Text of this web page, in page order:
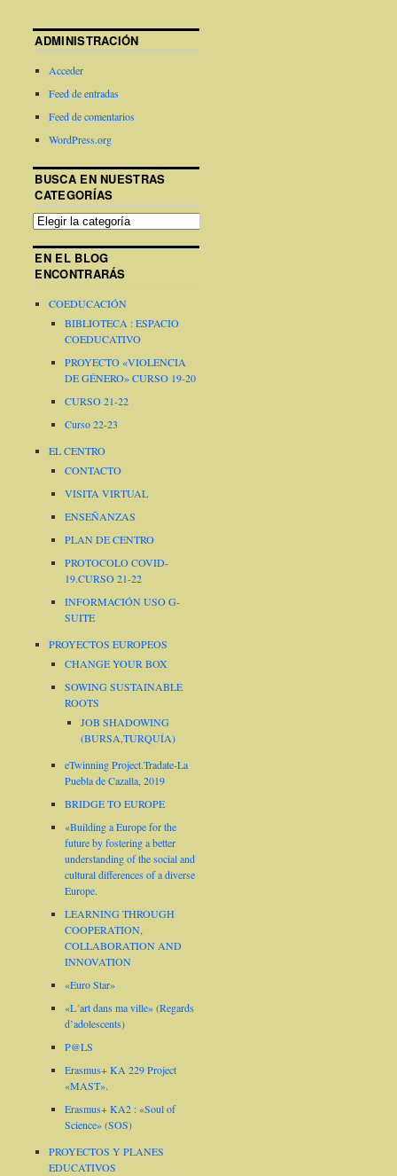
ADMINISTRACIÓN
Acceder
Feed de entradas
Feed de comentarios
WordPress.org
BUSCA EN NUESTRAS
CATEGORÍAS
EN EL BLOG
ENCONTRARÁS
COEDUCACIÓN
BIBLIOTECA : ESPACIO
COEDUCATIVO
PROYECTO «VIOLENCIA
DE GÉNERO» CURSO 19-20
CURSO 21-22
Curso 22-23
EL CENTRO
CONTACTO
VISITA VIRTUAL
ENSEÑANZAS
PLAN DE CENTRO
PROTOCOLO COVID-
19.CURSO 21-22
INFORMACIÓN USO G-
SUITE
PROYECTOS EUROPEOS
CHANGE YOUR BOX
SOWING SUSTAINABLE
ROOTS
JOB SHADOWING
(BURSA,TURQUÍA)
eTwinning Project.Tradate-La
Puebla de Cazalla, 2019
BRIDGE TO EUROPE
«Building a Europe for the
future by fostering a better
understanding of the social and
cultural differences of a diverse
Europe.
LEARNING THROUGH
COOPERATION,
COLLABORATION AND
INNOVATION
«Euro Star»
«L´art dans ma ville» (Regards
d’adolescents)
P@LS
Erasmus+ KA 229 Project
«MAST».
Erasmus+ KA2 : «Soul of
Science» (SOS)
PROYECTOS Y PLANES
EDUCATIVOS